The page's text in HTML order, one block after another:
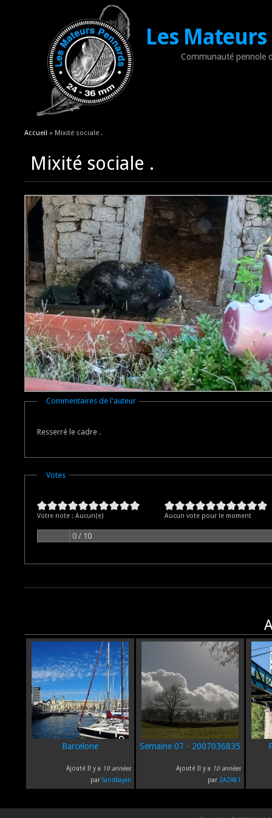
Les
Communauté pennole
Vous êtes ici
Accueil » Mixité sociale .
Mixité sociale .
Masquer
Commentaires de l'auteur
Resserré le cadre .
Masquer
Votes
Votre note : Aucun(e) Aucun vote pour le moment
0 / 10
Barcelone
Ajouté Il y a 10 années
par Sandkayan
Semaine 07 - 2007036835
Ajouté Il y a 10 années
par ZAZA81